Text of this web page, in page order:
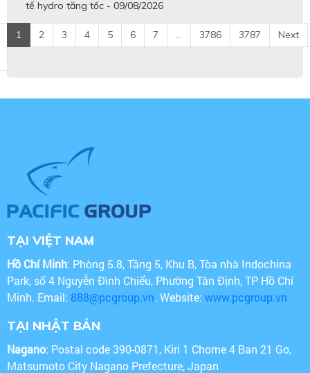
tế hydro tăng tốc - 09/08/2026
1 2 3 4 5 6 7 ... 3786 3787 Next
TẠI VIỆT NAM
Hồ Chí Minh: Phòng 5.8, Tầng 5, Khu B, Tòa nhà Indochina
Park, số 4 Nguyễn Đình Chiểu, Phường Tân Định, TP Hồ Chí
Minh. Email: 888@pcgroup.vn. Website: www.pcgroup.vn
TẠI NHẬT BẢN
Nagano: Postal code 390-0871, Kiri 1 Chome 4 Ban 21 Go,
Matsumoto City Nagano Prefecture, Japan